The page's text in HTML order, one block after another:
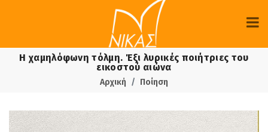
Η χαμηλόφωνη τόλμη. Έξι λυρικές ποιήτριες του
εικοστού αιώνα
Αρχική Ποίηση